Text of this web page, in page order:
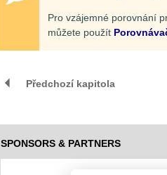
Pro vzájemné porovnání
můžete použít
Předchozí kapitola
SPONSORS & PARTNERS